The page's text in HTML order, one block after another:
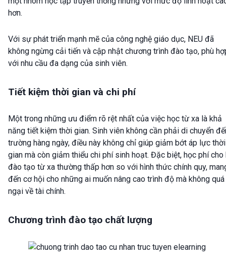
hơn.
Với sự phát triển mạnh mẽ của công nghệ giáo dục, NEU đã
không ngừng cải tiến và cập nhật chương trình đào tạo, phù
với nhu cầu đa dạng của sinh viên.
Tiết kiệm thời gian và chi phí
Một trong những ưu điểm rõ rệt nhất của việc học từ xa là khả
năng tiết kiệm thời gian. Sinh viên không cần phải di chuyển
trường hàng ngày, điều này không chỉ giúp giảm bớt áp lực thời
gian mà còn giảm thiểu chi phí sinh hoạt. Đặc biệt, học phí cho
đào tạo từ xa thường thấp hơn so với hình thức chính quy,
đến cơ hội cho những ai muốn nâng cao trình độ mà không
ngại về tài chính.
Chương trình đào tạo chất lượng